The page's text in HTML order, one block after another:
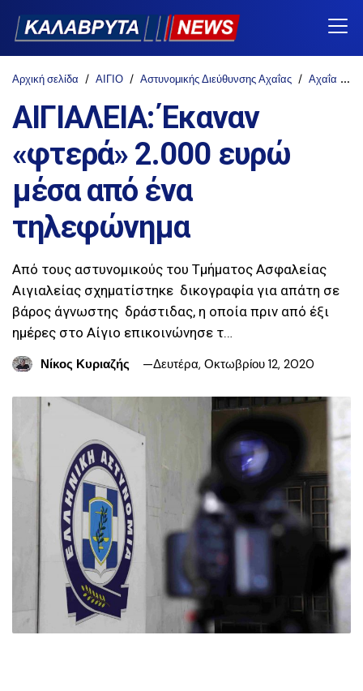
Αρχική σελίδα ΑΙΓΙΟ Αστυνομικής Διεύθυνσης Αχαΐας Αχαΐα
ΑΙΓΙΑΛΕΙΑ: Έκαναν
«φτερά» 2.000 ευρώ
μέσα από ένα
τηλεφώνημα
Από τους αστυνομικούς του Τμήματος Ασφαλείας
Αιγιαλείας σχηματίστηκε δικογραφία για απάτη σε
βάρος άγνωστης δράστιδας, η οποία πριν από έξι
ημέρες στο Αίγιο επικοινώνησε τ…
Νίκος Κυριαζής
Δευτέρα, Οκτωβρίου 12, 2020